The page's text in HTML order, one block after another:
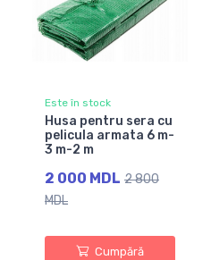
Este în stock
Husa pentru sera cu
pelicula armata 6 m-
3 m-2 m
2 000 MDL 2 800
MDL
Cumpără